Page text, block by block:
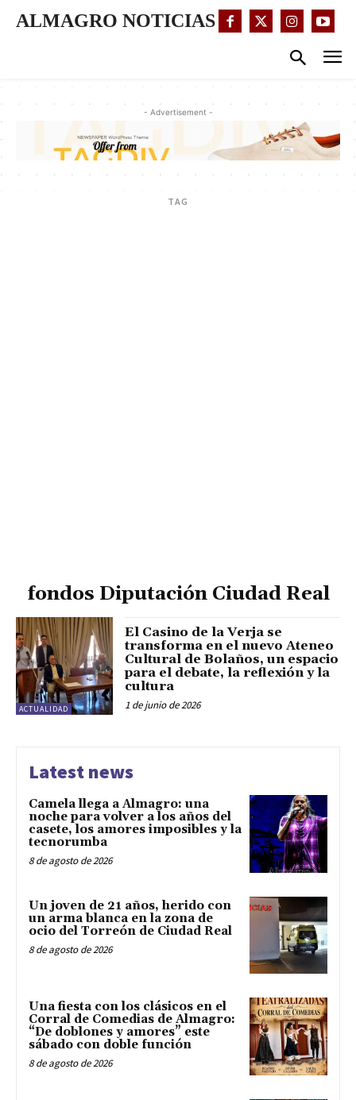
ALMAGRO NOTICIAS
- Advertisement -
TAG
fondos Diputación Ciudad Real
ACTUALIDAD
El Casino de la Verja se
transforma en el nuevo Ateneo
Cultural de Bolaños, un espacio
para el debate, la reflexión y la
cultura
1 de junio de 2026
Latest news
Camela llega a Almagro: una
noche para volver a los años del
casete, los amores imposibles y la
tecnorumba
8 de agosto de 2026
Un joven de 21 años, herido con
un arma blanca en la zona de
ocio del Torreón de Ciudad Real
8 de agosto de 2026
Una fiesta con los clásicos en el
Corral de Comedias de Almagro:
“De doblones y amores” este
sábado con doble función
8 de agosto de 2026